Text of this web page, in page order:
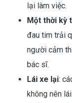
lại làm việc.
Một thời kỳ
đau tim trải
người cảm
bác sĩ.
Lái xe lại:
không nên